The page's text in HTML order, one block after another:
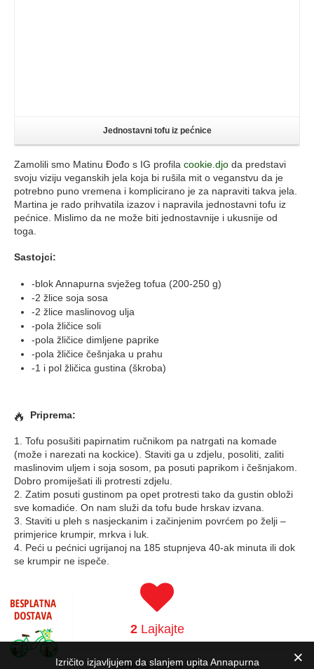
Jednostavni tofu iz pećnice
Zamolili smo Matinu Đođo s IG profila cookie.djo da predstavi
svoju viziju veganskih jela koja bi rušila mit o veganstvu da je
potrebno puno vremena i komplicirano je za napraviti takva jela.
Martina je rado prihvatila izazov i napravila jednostavni tofu iz
pećnice. Mislimo da ne može biti jednostavnije i ukusnije od
toga.
Sastojci:
-blok Annapurna svježeg tofua (200-250 g)
-2 žlice soja sosa
-2 žlice maslinovog ulja
-pola žličice soli
-pola žličice dimljene paprike
-pola žličice češnjaka u prahu
-1 i pol žličica gustina (škroba)
Priprema:
1. Tofu posušiti papirnatim ručnikom pa natrgati na komade
(može i narezati na kockice). Staviti ga u zdjelu, posoliti, zaliti
maslinovim uljem i soja sosom, pa posuti paprikom i češnjakom.
Dobro promiješati ili protresti zdjelu.
2. Zatim posuti gustinom pa opet protresti tako da gustin obloži
sve komadiće. On nam služi da tofu bude hrskav izvana.
3. Staviti u pleh s nasjeckanim i začinjenim povrćem po želji –
primjerice krumpir, mrkva i luk.
4. Peći u pećnici ugrijanoj na 185 stupnjeva 40-ak minuta ili dok
se krumpir ne ispeče.
2Lajkajte
Sljedeća objava
Izričito izjavljujem da slanjem upita Annapurna